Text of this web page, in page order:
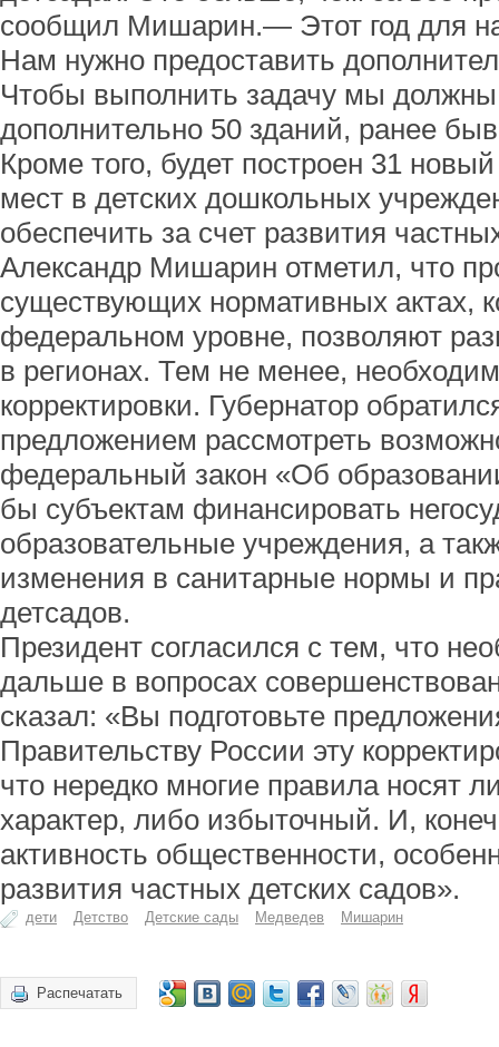
сообщил Мишарин.— Этот год для
Нам нужно предоставить
Чтобы выполнить задачу мы должны
дополнительно 50 зданий, ранее
Кроме того, будет построен 31
мест в детских дошкольных
обеспечить за счет развития
Александр Мишарин отметил, что
существующих нормативных актах,
федеральном уровне, позволяют
в регионах. Тем не менее,
корректировки. Губернатор
предложением рассмотреть
федеральный закон «Об
бы субъектам финансировать
образовательные учреждения, а
изменения в санитарные нормы и
детсадов.
Президент согласился с тем, что
дальше в вопросах
сказал: «Вы подготовьте
Правительству России эту
что нередко многие правила носят
характер, либо избыточный. И,
активность общественности,
развития частных детских садов».
дети Детство Детские сады Медведев Мишарин
Распечатать